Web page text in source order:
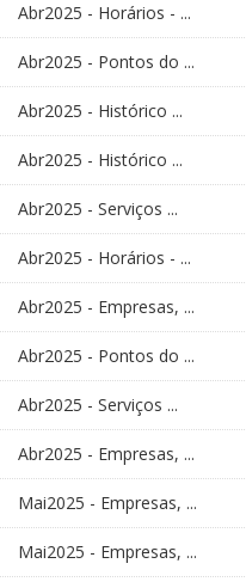
Abr2025 - Horários - ...
Abr2025 - Pontos do ...
Abr2025 - Histórico ...
Abr2025 - Histórico ...
Abr2025 - Serviços ...
Abr2025 - Horários - ...
Abr2025 - Empresas, ...
Abr2025 - Pontos do ...
Abr2025 - Serviços ...
Abr2025 - Empresas, ...
Mai2025 - Empresas, ...
Mai2025 - Empresas, ...